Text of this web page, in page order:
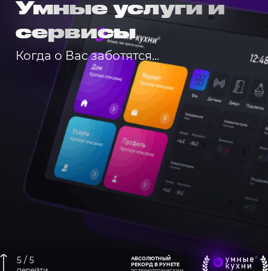
Умные услуги и
сервисы
Когда о Вас заботятся...
5 / 5
АБСОЛЮТНЫЙ
РЕКОРД В РУНЕТЕ